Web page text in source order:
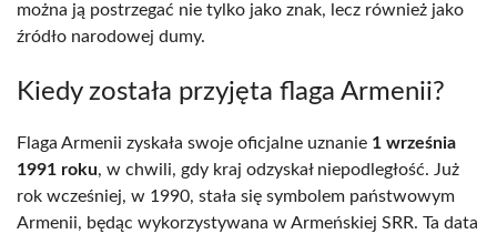
można ją postrzegać nie tylko jako znak, lecz również jako
źródło narodowej dumy.
Kiedy została przyjęta flaga Armenii?
Flaga Armenii zyskała swoje oficjalne uznanie 1 września
1991 roku, w chwili, gdy kraj odzyskał niepodległość. Już
rok wcześniej, w 1990, stała się symbolem państwowym
Armenii, będąc wykorzystywana w Armeńskiej SRR. Ta data